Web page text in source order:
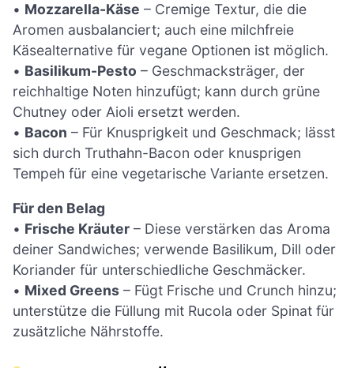
• Mozzarella-Käse – Cremige Textur, die die
Aromen ausbalanciert; auch eine milchfreie
Käsealternative für vegane Optionen ist möglich.
• Basilikum-Pesto – Geschmacksträger, der
reichhaltige Noten hinzufügt; kann durch grüne
Chutney oder Aioli ersetzt werden.
• Bacon – Für Knusprigkeit und Geschmack; lässt
sich durch Truthahn-Bacon oder knusprigen
Tempeh für eine vegetarische Variante ersetzen.
Für den Belag
• Frische Kräuter – Diese verstärken das Aroma
deiner Sandwiches; verwende Basilikum, Dill oder
Koriander für unterschiedliche Geschmäcker.
• Mixed Greens – Fügt Frische und Crunch hinzu;
unterstütze die Füllung mit Rucola oder Spinat für
zusätzliche Nährstoffe.